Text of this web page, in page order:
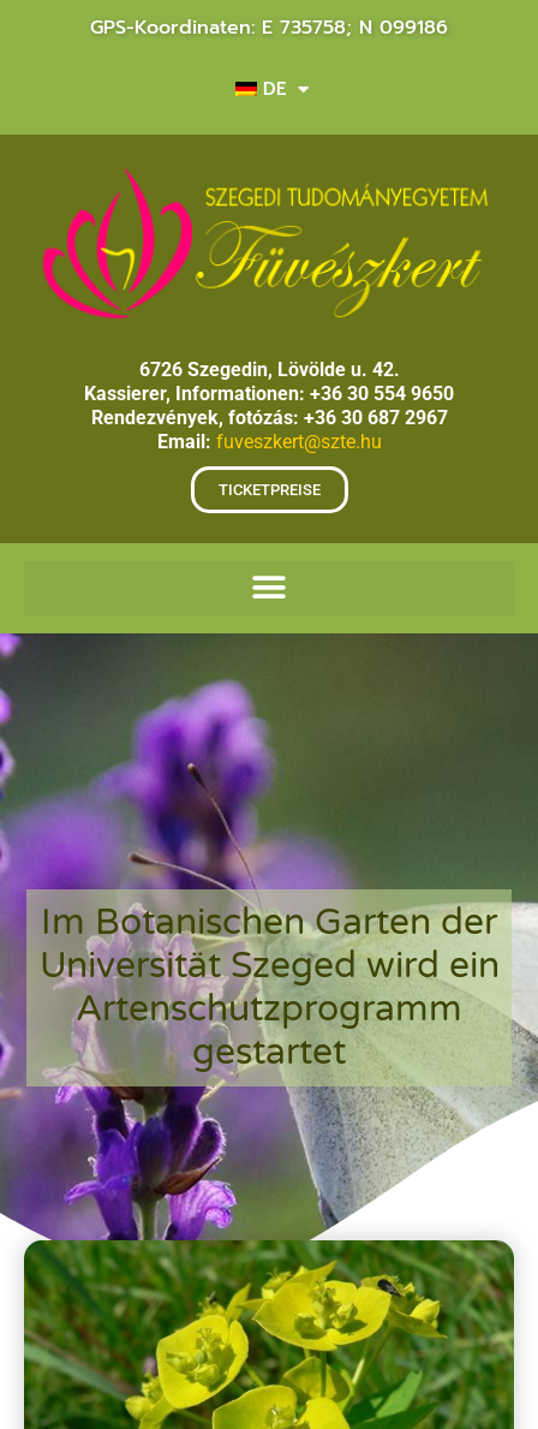
GPS-Koordinaten: E 735758; N 099186
DE
6726 Szegedin, Lövölde u. 42.
Kassierer, Informationen: +36 30 554 9650
Rendezvények, fotózás: +36 30 687 2967
Email: fuveszkert@szte.hu
TICKETPREISE
Im Botanischen Garten der
Universität Szeged wird ein
Artenschutzprogramm
gestartet